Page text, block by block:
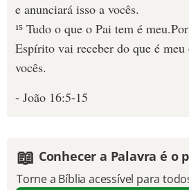
e anunciará isso a vocês.
¹⁵ Tudo o que o Pai tem é
Espírito vai receber do que é meu
vocês.
- João 16:5-15
📖 Conhecer a Palavra é o
Torne a Bíblia acessível para